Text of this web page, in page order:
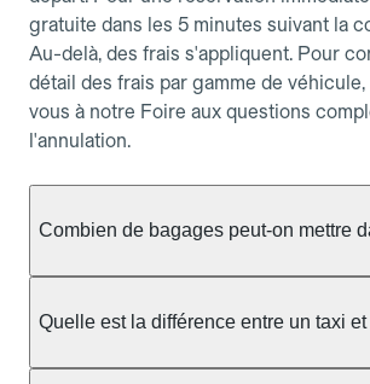
gratuite dans les 5 minutes suivant la
Au-delà, des frais s'appliquent. Pour
détail des frais par gamme de
vous à notre Foire aux questions
l'annulation.
Combien de bagages peut-on mettre
taxi berline accueille en général jusqu'à
ou nombreux, précisez-le dans le
Quelle est la différence entre un taxi